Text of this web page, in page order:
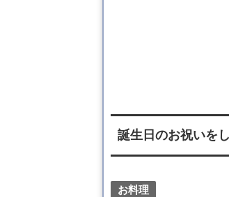
誕生日のお祝いを
お料理